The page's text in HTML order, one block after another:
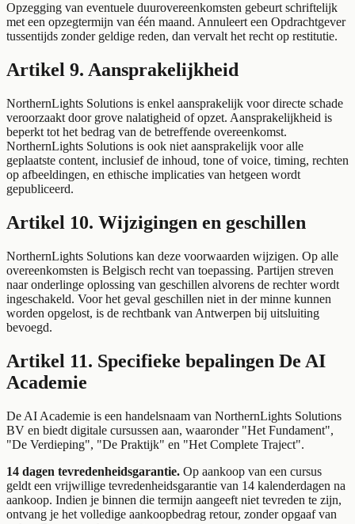
Opzegging van eventuele duurovereenkomsten gebeurt schriftelijk
met een opzegtermijn van één maand. Annuleert een Opdrachtgever
tussentijds zonder geldige reden, dan vervalt het recht op restitutie.
Artikel 9. Aansprakelijkheid
NorthernLights Solutions is enkel aansprakelijk voor directe schade
veroorzaakt door grove nalatigheid of opzet. Aansprakelijkheid is
beperkt tot het bedrag van de betreffende overeenkomst.
NorthernLights Solutions is ook niet aansprakelijk voor alle
geplaatste content, inclusief de inhoud, tone of voice, timing, rechten
op afbeeldingen, en ethische implicaties van hetgeen wordt
gepubliceerd.
Artikel 10. Wijzigingen en geschillen
NorthernLights Solutions kan deze voorwaarden wijzigen. Op alle
overeenkomsten is Belgisch recht van toepassing. Partijen streven
naar onderlinge oplossing van geschillen alvorens de rechter wordt
ingeschakeld. Voor het geval geschillen niet in der minne kunnen
worden opgelost, is de rechtbank van Antwerpen bij uitsluiting
bevoegd.
Artikel 11. Specifieke bepalingen De AI
Academie
De AI Academie is een handelsnaam van NorthernLights Solutions
BV en biedt digitale cursussen aan, waaronder "Het Fundament",
"De Verdieping", "De Praktijk" en "Het Complete Traject".
14 dagen tevredenheidsgarantie. Op aankoop van een cursus
geldt een vrijwillige tevredenheidsgarantie van 14 kalenderdagen na
aankoop. Indien je binnen die termijn aangeeft niet tevreden te zijn,
ontvang je het volledige aankoopbedrag retour, zonder opgaaf van